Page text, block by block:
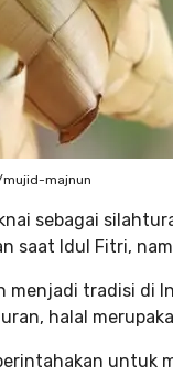
majnun
sebagai
saat Idul Fitri,
menjadi tradisi di
halal
untuk